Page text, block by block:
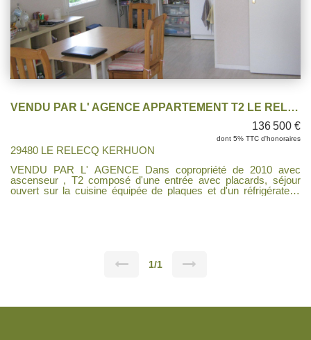
VENDU PAR L' AGENCE APPARTEMENT T2 LE RELECQ-KERHUON (locataire en place)
136 500 €
dont 5% TTC d'honoraires
29480 LE RELECQ KERHUON
VENDU PAR L' AGENCE Dans copropriété de 2010 avec
ascenseur , T2 composé d'une entrée avec placards, séjour
ouvert sur la cuisine équipée de plaques et d'un réfrigérateur,
1/1